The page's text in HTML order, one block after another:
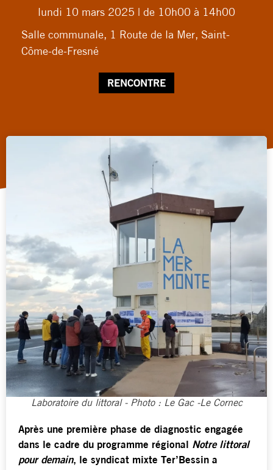
lundi 10 mars 2025 | de 10h00 à 14h00
Salle communale, 1 Route de la Mer, Saint-
Côme-de-Fresné
RENCONTRE
Laboratoire du littoral - Photo : Le Gac -Le Cornec
Après une première phase de diagnostic engagée
dans le cadre du programme régional Notre littoral
pour demain, le syndicat mixte Ter’Bessin a